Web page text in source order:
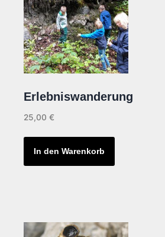
Erlebniswanderung
25,00 €
In den Warenkorb